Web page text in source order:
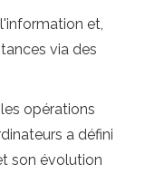
et,
via des
opérations
a défini
son évolution